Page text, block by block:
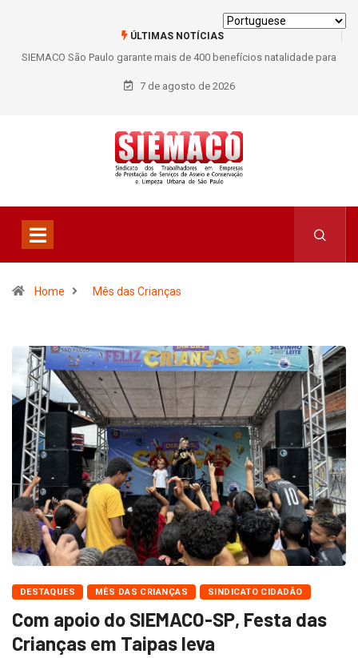
ÚLTIMAS NOTÍCIAS
SIEMACO São Paulo garante mais de 400 benefícios natalidade para
trabalhadores do Asseio em 2026
7 de agosto de 2026
Home Mês das Crianças
DESTAQUES MÊS DAS CRIANÇAS SINDICATO CIDADÃO
Com apoio do SIEMACO-SP, Festa das
Crianças em Taipas leva